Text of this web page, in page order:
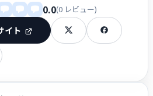
0.0(0 レビュー)
イト